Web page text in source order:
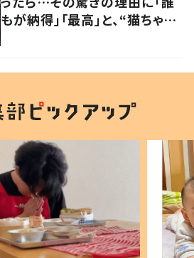
もが納得」「最高」と、“猫ちゃん